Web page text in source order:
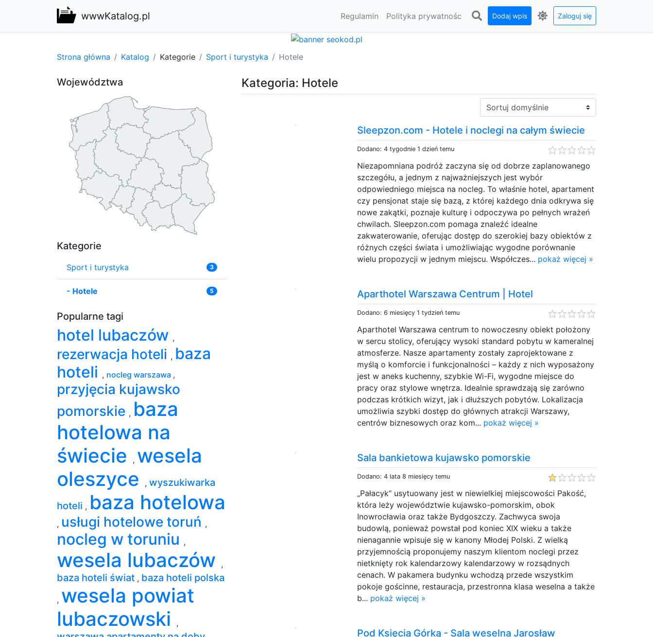
wwwKatalog.pl Regulamin Polityka prywatnośc Dodaj wpis Zaloguj się
Strona główna Katalog Kategorie Sport i turystyka Hotele
Kategoria: Hotele
Sortuj:
Sleepzon.com - Hotele i noclegi na całym świecie
Dodano: 4 tygodnie 1 dzień temu
Niezapomniana podróż zaczyna się od dobrze zaplanowanego
szczegółu, a jednym z najważniejszych jest wybór
odpowiedniego miejsca na nocleg. To właśnie hotel, apartament
czy pensjonat staje się bazą, z której każdego dnia odkrywa się
nowe zakątki, poznaje kulturę i odpoczywa po pełnych wrażeń
chwilach. Sleepzon.com pomaga znaleźć idealne
zakwaterowanie, oferując dostęp do szerokiej bazy obiektów z
różnych części świata i umożliwiając wygodne porównanie
wielu propozycji w jednym miejscu. Współczes... pokaż więcej »
Aparthotel Warszawa Centrum | Hotel
Dodano: 6 miesięcy 1 tydzień temu
Aparthotel Warszawa centrum to nowoczesny obiekt położony
w sercu stolicy, oferujący wysoki standard pobytu w kameralnej
atmosferze. Nasze apartamenty zostały zaprojektowane z
myślą o komforcie i funkcjonalności – każdy z nich wyposażony
jest w aneks kuchenny, szybkie Wi-Fi, wygodne miejsce do
pracy oraz stylowe wnętrza. Idealnie sprawdzają się zarówno
podczas krótkich wizyt, jak i dłuższych pobytów. Lokalizacja
umożliwia szybki dostęp do głównych atrakcji Warszawy,
centrów biznesowych oraz kom... pokaż więcej »
Sala bankietowa kujawsko pomorskie
Dodano: 4 lata 8 miesięcy temu
„Pałacyk” usytuowany jest w niewielkiej miejscowości Pakość,
która leży województwie kujawsko-pomorskim, obok
Inowrocławia oraz także Bydgoszczy. Zachwyca swoja
budowlą, ponieważ powstał pod koniec XIX wieku a także
nienagannie wpisuje się w kanony Młodej Polski. Z wielką
przyjemnością proponujemy naszym klientom noclegi przez
nietknięty rok kalendarzowy kalendarzowy w rozsądnych
cenach. W pakamera budynku wchodzą przede wszystkim
pokoje gościnne, restauracja, przestronna klasa weselna a także
b... pokaż więcej »
Pod Księcia Górką - Sala weselna Jarosław
Województwa
Kategorie
Sport i turystyka 3
- Hotele 5
Popularne tagi
hotel lubaczów ,
rezerwacja hoteli , baza
hoteli , nocleg warszawa ,
przyjęcia kujawsko
pomorskie , baza
hotelowa na
świecie
, wesela
oleszyce
, wyszukiwarka
hoteli , baza hotelowa
, usługi hotelowe toruń ,
nocleg w toruniu ,
wesela lubaczów ,
baza hoteli świat , baza hoteli polska
, wesela powiat
lubaczowski
,